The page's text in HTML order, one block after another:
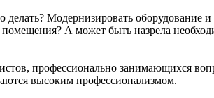
делать? Модернизировать
А может быть назрела
профессионально занимающихся
высоким профессионализмом.